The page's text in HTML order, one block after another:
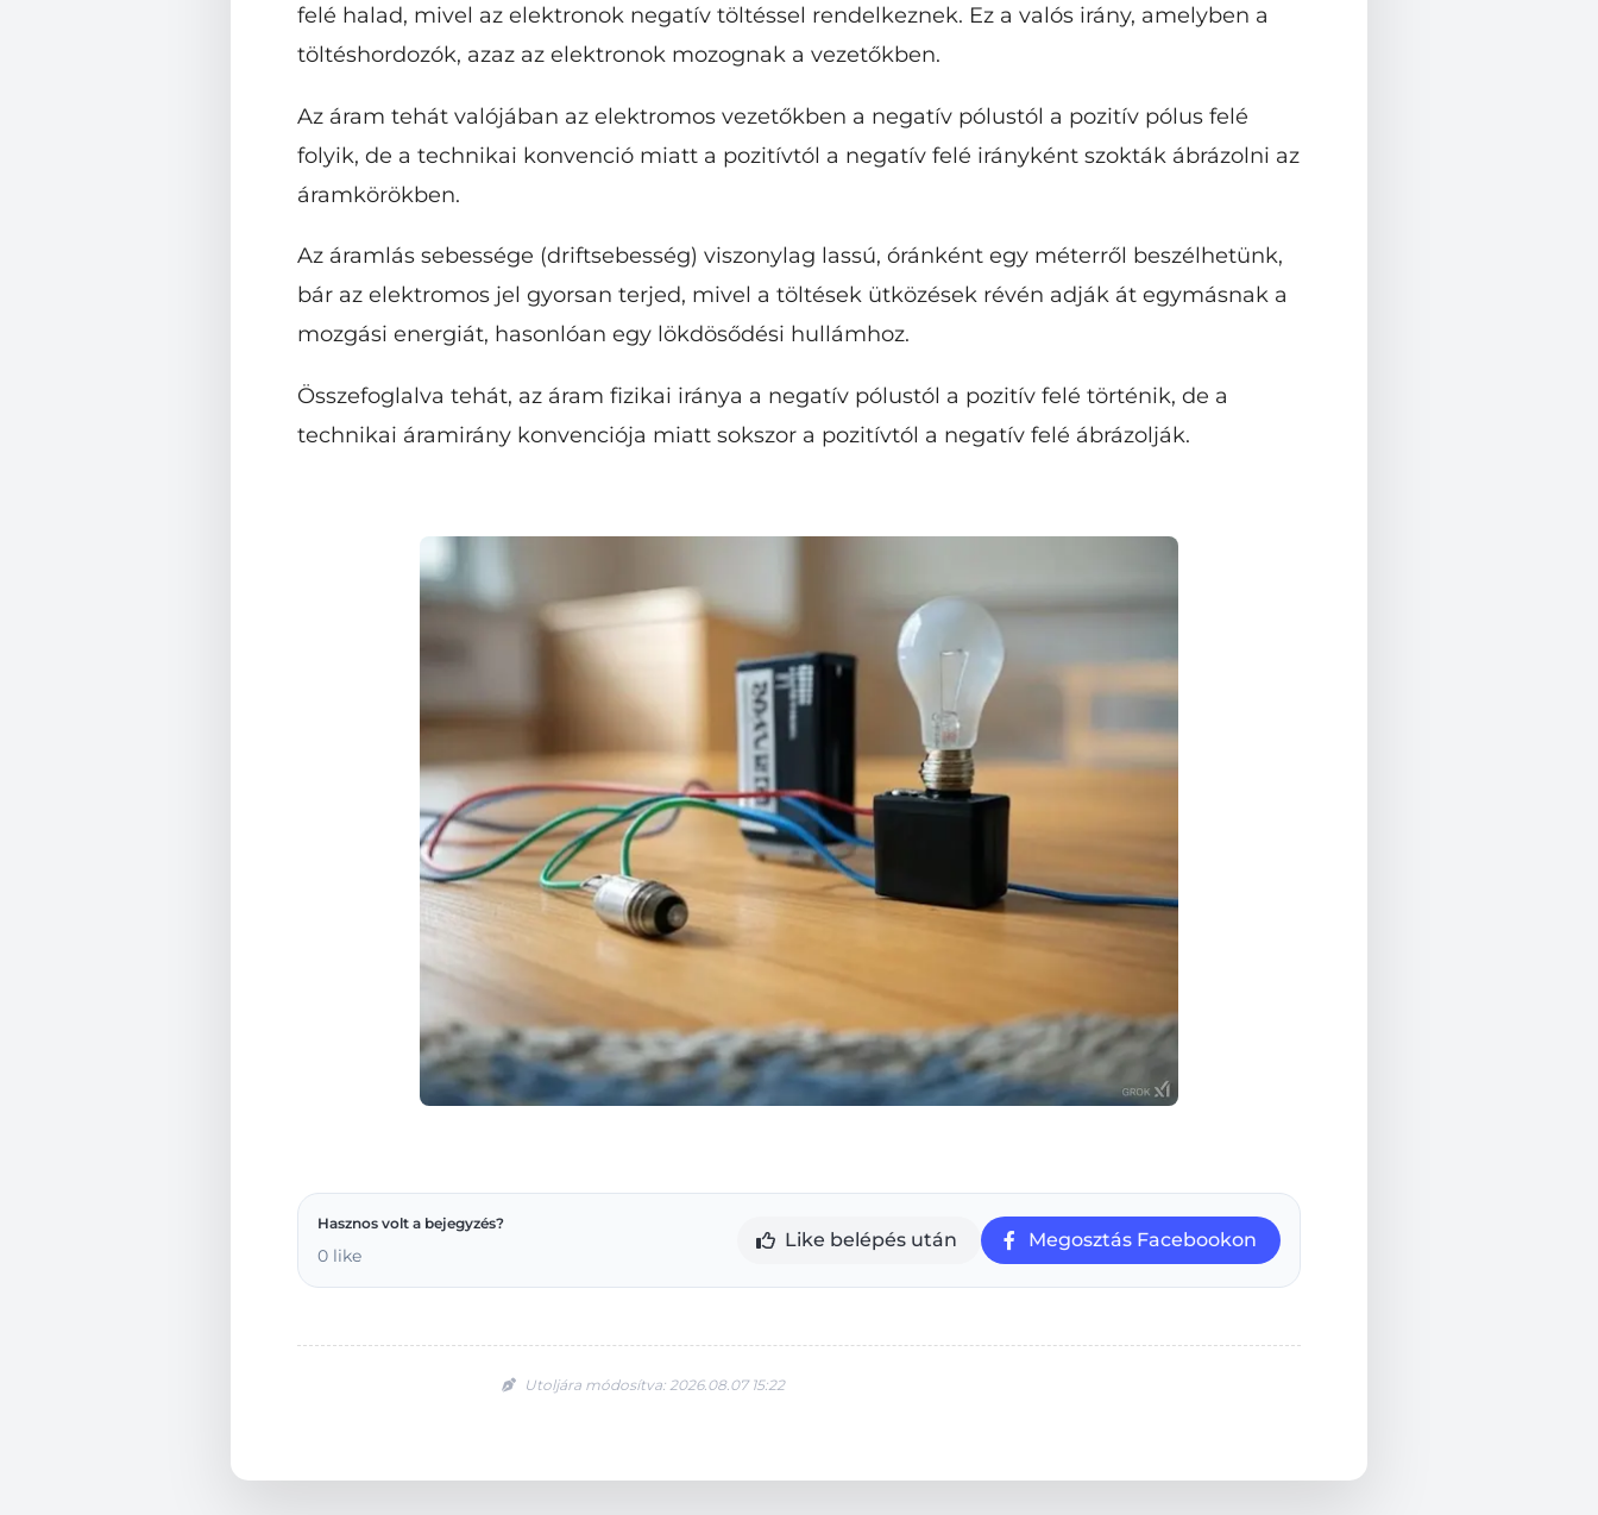
felé halad, mivel az elektronok negatív töltéssel rendelkeznek. Ez a valós irány, amelyben a
töltéshordozók, azaz az elektronok mozognak a vezetőkben.
Az áram tehát valójában az elektromos vezetőkben a negatív pólustól a pozitív pólus felé
folyik, de a technikai konvenció miatt a pozitívtól a negatív felé irányként szokták ábrázolni az
áramkörökben.
Az áramlás sebessége (driftsebesség) viszonylag lassú, óránként egy méterről beszélhetünk,
bár az elektromos jel gyorsan terjed, mivel a töltések ütközések révén adják át egymásnak a
mozgási energiát, hasonlóan egy lökdösődési hullámhoz.
Összefoglalva tehát, az áram fizikai iránya a negatív pólustól a pozitív felé történik, de a
technikai áramirány konvenciója miatt sokszor a pozitívtól a negatív felé ábrázolják.
Hasznos volt a bejegyzés?
0 like
Like belépés után Megosztás Facebookon
Utoljára módosítva: 2026.08.07 15:22